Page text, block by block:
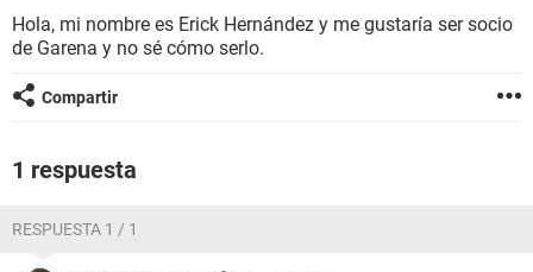
Hola, mi nombre es Erick Hernández y me gustaría ser socio
de Garena y no sé cómo serlo.
Compartir
1 respuesta
RESPUESTA 1 / 1